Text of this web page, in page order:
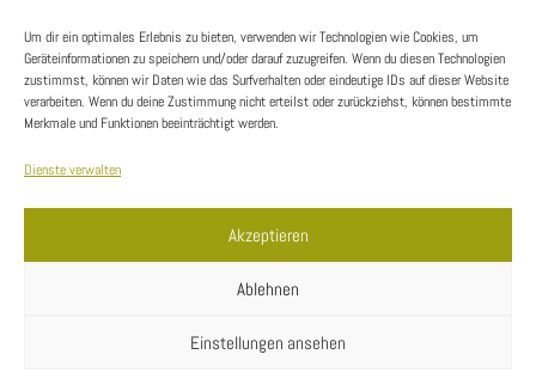
Um dir ein optimales Erlebnis zu bieten, verwenden wir Technologien wie Cookies, um
Geräteinformationen zu speichern und/oder darauf zuzugreifen. Wenn du diesen Technologien
zustimmst, können wir Daten wie das Surfverhalten oder eindeutige IDs auf dieser Website
verarbeiten. Wenn du deine Zustimmung nicht erteilst oder zurückziehst, können bestimmte
Merkmale und Funktionen beeinträchtigt werden.
Dienste verwalten
Akzeptieren
Ablehnen
Einstellungen ansehen
Kontakt
Menü